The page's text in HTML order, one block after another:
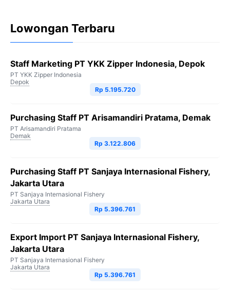
Lowongan Terbaru
Staff Marketing PT YKK Zipper Indonesia, Depok
PT YKK Zipper Indonesia
Depok
Rp 5.195.720
Purchasing Staff PT Arisamandiri Pratama, Demak
PT Arisamandiri Pratama
Demak
Rp 3.122.806
Purchasing Staff PT Sanjaya Internasional Fishery,
Jakarta Utara
PT Sanjaya Internasional Fishery
Jakarta Utara
Rp 5.396.761
Export Import PT Sanjaya Internasional Fishery,
Jakarta Utara
PT Sanjaya Internasional Fishery
Jakarta Utara
Rp 5.396.761